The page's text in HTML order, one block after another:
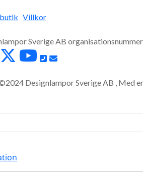
butik Villkor
Sverige AB
Designlampor Sverige AB , Med